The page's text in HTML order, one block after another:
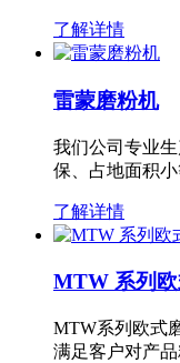
了解详情
雷蒙磨粉机
我们公司专业
保、占地面积
了解详情
MTW 系列
MTW系列欧式
满足客户对产